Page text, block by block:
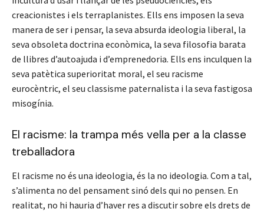
creacionistes i els terraplanistes. Ells ens imposen la seva
manera de ser i pensar, la seva absurda ideologia liberal, la
seva obsoleta doctrina econòmica, la seva filosofia barata
de llibres d’autoajuda i d’emprenedoria. Ells ens inculquen la
seva patètica superioritat moral, el seu racisme
eurocèntric, el seu classisme paternalista i la seva fastigosa
misogínia.
El racisme: la trampa més vella per a la classe
treballadora
El racisme no és una ideologia, és la no ideologia. Com a tal,
s’alimenta no del pensament sinó dels qui no pensen. En
realitat, no hi hauria d’haver res a discutir sobre els drets de